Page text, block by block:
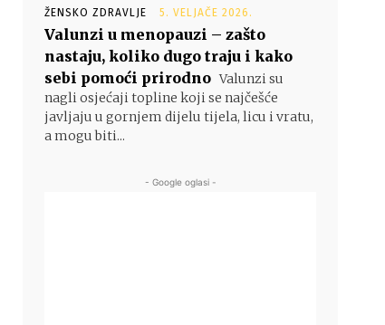
ŽENSKO ZDRAVLJE 5. VELJAČE 2026.
Valunzi u menopauzi – zašto
nastaju, koliko dugo traju i kako
sebi pomoći prirodno Valunzi su
nagli osjećaji topline koji se najčešće
javljaju u gornjem dijelu tijela, licu i vratu,
a mogu biti...
- Google oglasi -